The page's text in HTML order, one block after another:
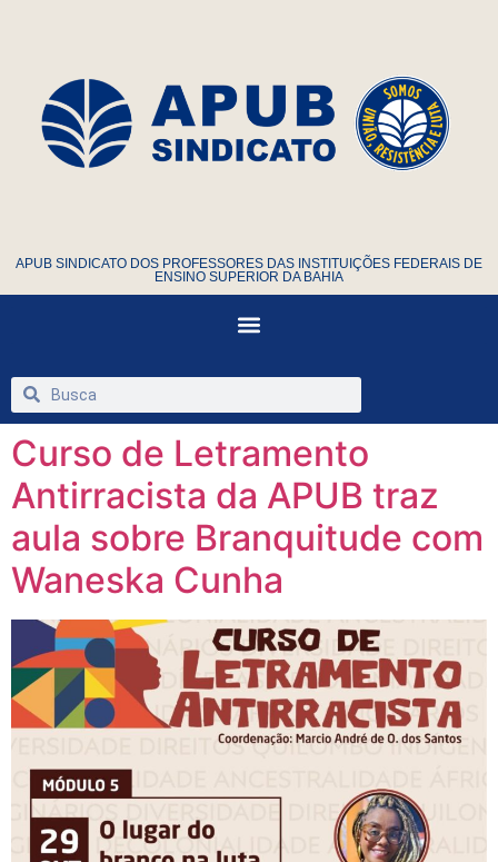
APUB SINDICATO DOS PROFESSORES DAS INSTITUIÇÕES FEDERAIS DE
ENSINO SUPERIOR DA BAHIA
Curso de Letramento
Antirracista da APUB traz
aula sobre Branquitude com
Waneska Cunha